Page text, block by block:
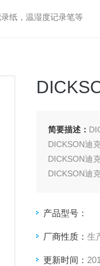
纸，温湿度记录笔等
简要描述：
DICKSON迪
DICKSON迪
DICKSON迪
DICKSON迪
DICKSON迪
产品型号：
厂商性质： 生
更新时间：